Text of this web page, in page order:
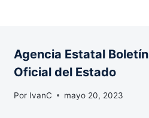
Agencia Estatal Boletín
Oficial del Estado
Por IvanC mayo 20, 2023